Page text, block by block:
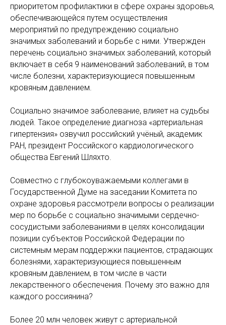
приоритетом профилактики в сфере охраны здоровья,
обеспечивающейся путем осуществления
мероприятий по предупреждению социально
значимых заболеваний и борьбе с ними. Утвержден
перечень социально значимых заболеваний, который
включает в себя 9 наименований заболеваний, в том
числе болезни, характеризующиеся повышенным
кровяным давлением.
Социально значимое заболевание, влияет на судьбы
людей. Такое определение диагноза «артериальная
гипертензия» озвучил российский учёный, академик
РАН, президент Российского кардиологического
общества Евгений Шляхто.
Совместно с глубокоуважаемыми коллегами в
Государственной Думе на заседании Комитета по
охране здоровья рассмотрели вопросы о реализации
мер по борьбе с социально значимыми сердечно-
сосудистыми заболеваниями в целях консолидации
позиции субъектов Российской Федерации по
системным мерам поддержки пациентов, страдающих
болезнями, характеризующиеся повышенным
кровяным давлением, в том числе в части
лекарственного обеспечения. Почему это важно для
каждого россиянина?
Более 20 млн человек живут с артериальной